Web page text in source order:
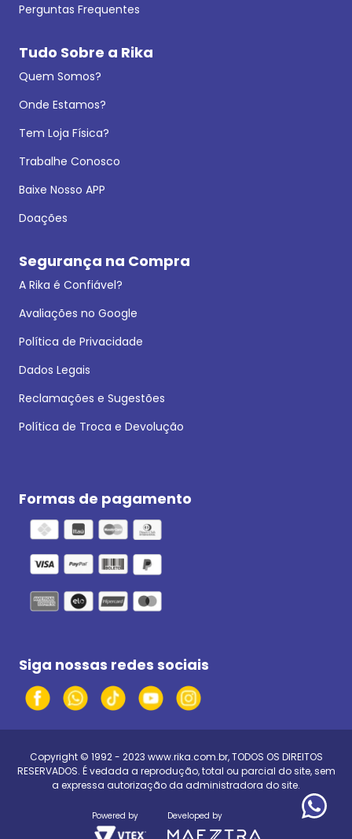
Perguntas Frequentes
Tudo Sobre a Rika
Quem Somos?
Onde Estamos?
Tem Loja Física?
Trabalhe Conosco
Baixe Nosso APP
Doações
Segurança na Compra
A Rika é Confiável?
Avaliações no Google
Política de Privacidade
Dados Legais
Reclamações e Sugestões
Política de Troca e Devolução
Formas de pagamento
Siga nossas redes sociais
Copyright © 1992 - 2023 www.rika.com.br, TODOS OS DIREITOS
RESERVADOS. É vedada a reprodução, total ou parcial do site, sem
a expressa autorização da administradora do site.
Powered by Developed by